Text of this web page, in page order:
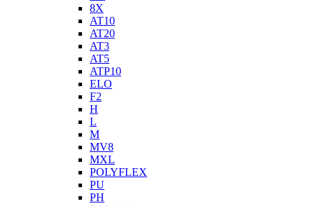
8X
AT10
AT20
AT3
AT5
ATP10
ELO
F2
H
L
M
MV8
MXL
POLYFLEX
PU
PH